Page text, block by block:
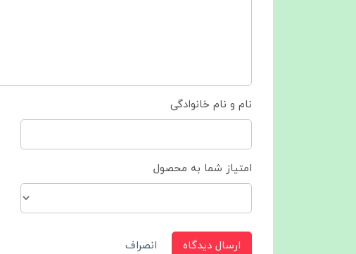
نام و نام خانوادگی
امتیاز شما به محصول
ارسال دیدگاه انصراف